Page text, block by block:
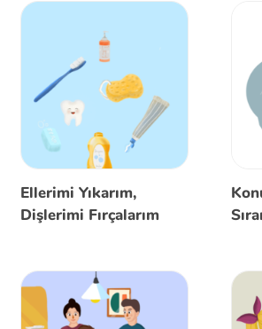
Ellerimi Yıkarım,
Dişlerimi Fırçalarım